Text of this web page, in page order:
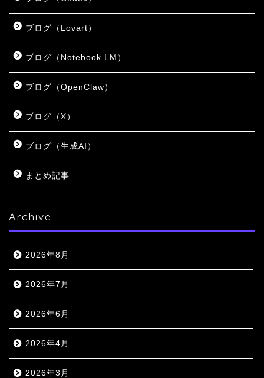
ブログ（Lovart）
ブログ（Notebook LM）
ブログ（OpenClaw）
ブログ（X）
ブログ（生成AI）
まとめ記事
Archive
2026年8月
2026年7月
2026年6月
2026年4月
2026年3月